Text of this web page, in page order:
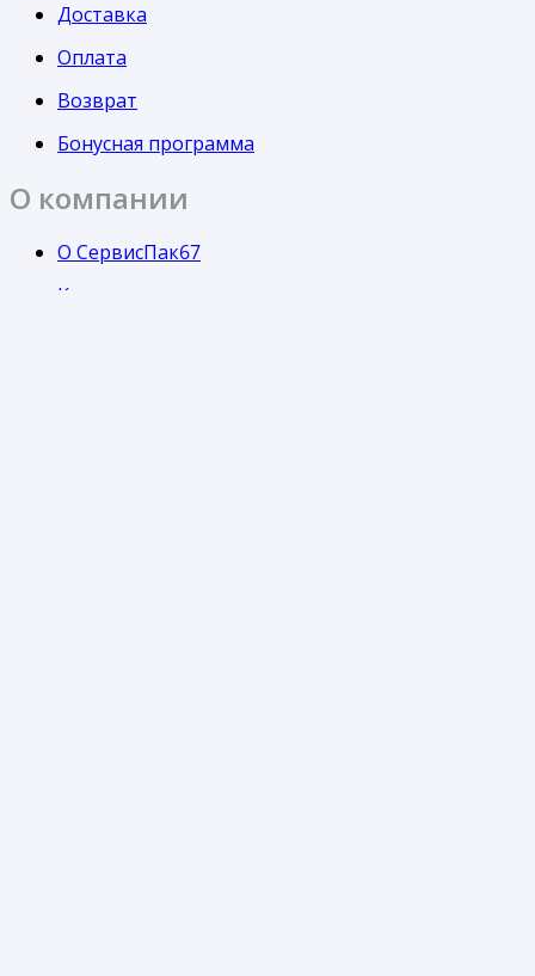
Доставка
Оплата
Возврат
Бонусная программа
О компании
О СервисПак67
Контакты